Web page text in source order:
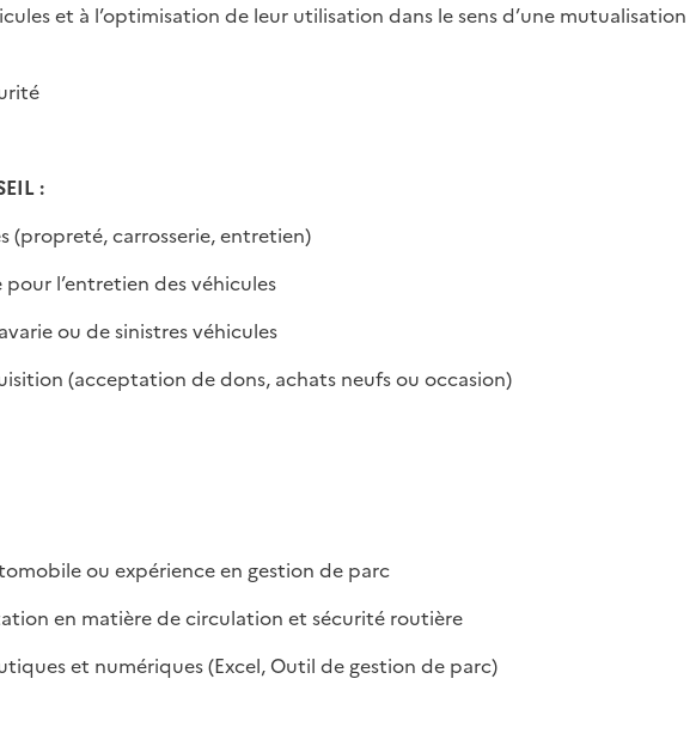
et à l’optimisation de leur utilisation dans le sens d’une mutualisation
:
(propreté, carrosserie, entretien)
l’entretien des véhicules
ou de sinistres véhicules
(acceptation de dons, achats neufs ou occasion)
ou expérience en gestion de parc
en matière de circulation et sécurité routière
et numériques (Excel, Outil de gestion de parc)